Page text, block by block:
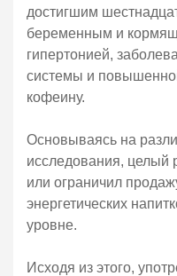
достигшим
беременным и
гипертонией,
системы и
кофеину.
Основываясь на
исследования, целый
или ограничил
энергетических
уровне.
Исходя из этого,